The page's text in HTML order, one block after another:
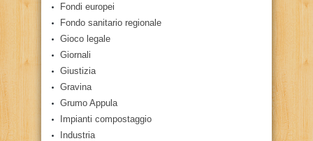
Fondi europei
Fondo sanitario regionale
Gioco legale
Giornali
Giustizia
Gravina
Grumo Appula
Impianti compostaggio
Industria